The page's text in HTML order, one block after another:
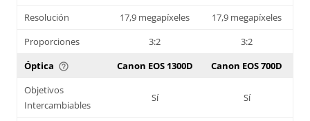
Resolución
17,9 megapíxeles
17,9 megapíxeles
Proporciones
3:2
3:2
Óptica help_outline Canon EOS 1300D
Canon EOS 700D
Objetivos
Intercambiables
Sí Sí